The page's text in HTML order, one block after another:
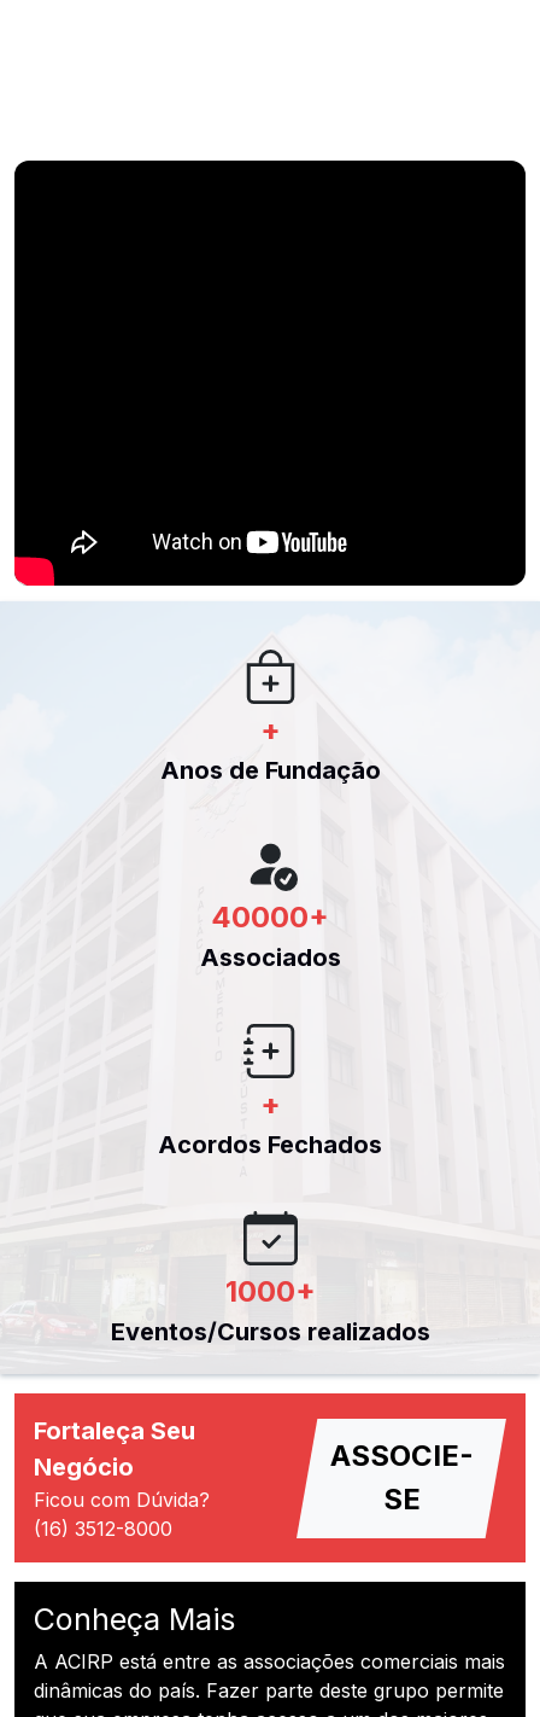
+
Anos de Fundação
40000+
Associados
+
Acordos Fechados
1000+
Eventos/Cursos realizados
Fortaleça Seu
Negócio
Ficou com Dúvida?
(16) 3512-8000
ASSOCIE-
SE
Conheça Mais
A ACIRP está entre as associações comerciais mais
dinâmicas do país. Fazer parte deste grupo permite